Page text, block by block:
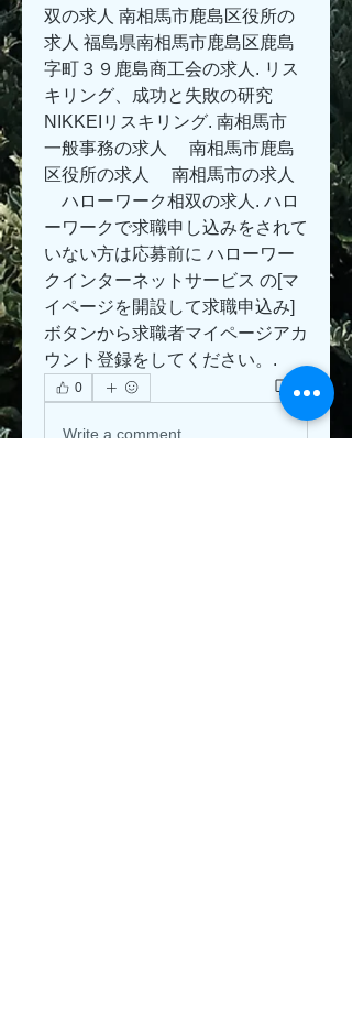
双の求人 南相馬市鹿島区役所の
求人 福島県南相馬市鹿島区鹿島
字町３９鹿島商工会の求人. リス
キリング、成功と失敗の研究
NIKKEIリスキリング. 南相馬市
一般事務の求人 　南相馬市鹿島
区役所の求人 　南相馬市の求人
ハローワーク相双の求人. ハロ
ーワークで求職申し込みをされて
いない方は応募前に ハローワー
クインターネットサービス の[マ
イページを開設して求職申込み]
ボタンから求職者マイページアカ
ウント登録をしてください。.
0 0
Write a comment...